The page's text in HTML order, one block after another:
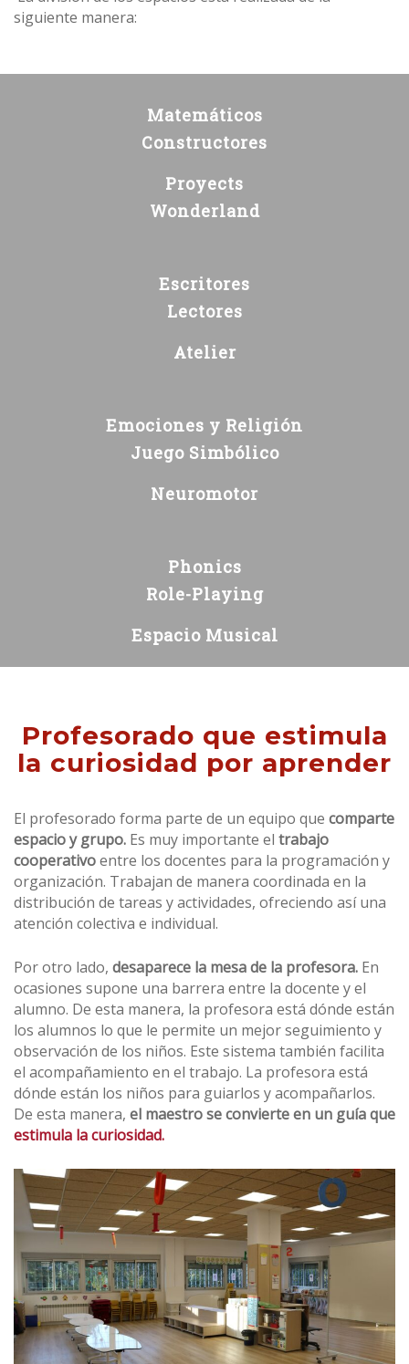
siguiente manera:
Matemáticos
Constructores
Proyects
Wonderland
Escritores
Lectores
Atelier
Emociones y Religión
Juego Simbólico
Neuromotor
Phonics
Role-Playing
Espacio Musical
Profesorado que estimula
la curiosidad por aprender
El profesorado forma parte de un equipo que comparte
espacio y grupo. Es muy importante el trabajo
cooperativoentre los docentes para la programación y
organización. Trabajan de manera coordinada en la
distribución de tareas y actividades, ofreciendo así una
atención colectiva e individual.
Por otro lado, desaparece la mesa de la profesora. En
ocasiones supone una barrera entre la docente y el
alumno. De esta manera, la profesora está dónde están
los alumnos lo que le permite un mejor seguimiento y
observación de los niños. Este sistema también facilita
el acompañamiento en el trabajo. La profesora está
dónde están los niños para guiarlos y acompañarlos.
De esta manera, el maestro se convierte en un guía que
estimula la curiosidad.